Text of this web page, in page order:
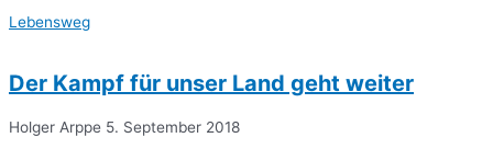
Lebensweg
Der Kampf für unser Land geht weiter
Holger Arppe 5. September 2018